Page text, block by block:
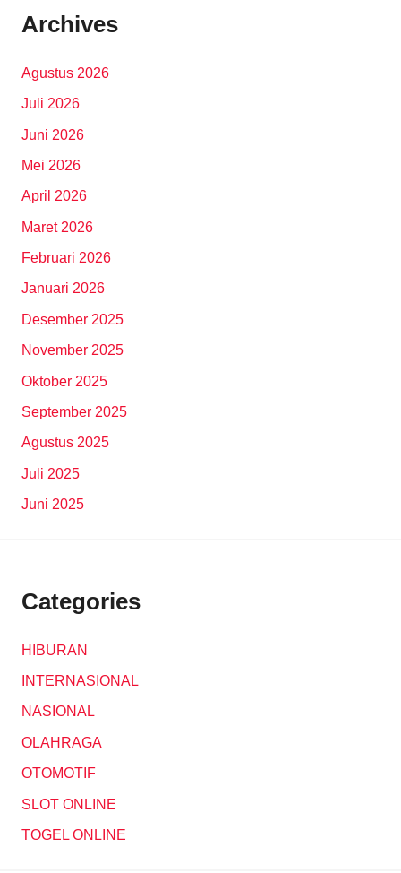
Archives
Agustus 2026
Juli 2026
Juni 2026
Mei 2026
April 2026
Maret 2026
Februari 2026
Januari 2026
Desember 2025
November 2025
Oktober 2025
September 2025
Agustus 2025
Juli 2025
Juni 2025
Categories
HIBURAN
INTERNASIONAL
NASIONAL
OLAHRAGA
OTOMOTIF
SLOT ONLINE
TOGEL ONLINE